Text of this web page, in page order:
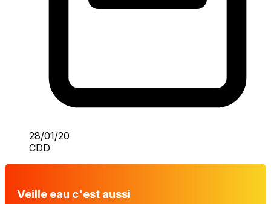
28/01/20
CDD
Veille eau c'est aussi